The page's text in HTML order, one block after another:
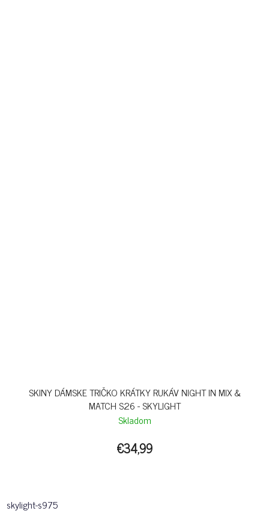
SKINY DÁMSKE TRIČKO KRÁTKY RUKÁV NIGHT IN MIX &
MATCH S26 - SKYLIGHT
Skladom
€34,99
skylight-s975